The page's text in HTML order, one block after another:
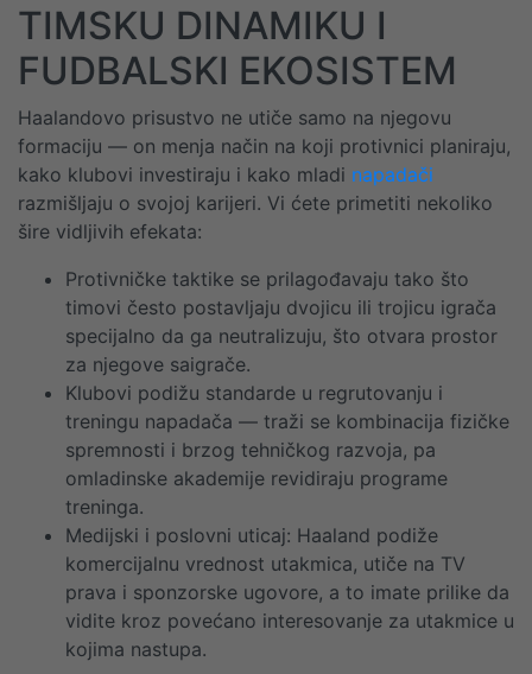
TIMSKU DINAMIKU I
FUDBALSKI EKOSISTEM
Haalandovo prisustvo ne utiče samo na njegovu
formaciju — on menja način na koji protivnici planiraju,
kako klubovi investiraju i kako mladi napadači
razmišlјaju o svojoj karijeri. Vi ćete primetiti nekoliko
šire vidljivih efekata:
Protivničke taktike se prilagođavaju tako što
timovi često postavljaju dvojicu ili trojicu igrača
specijalno da ga neutralizuju, što otvara prostor
za njegove saigrače.
Klubovi podižu standarde u regrutovanju i
treningu napadača — traži se kombinacija fizičke
spremnosti i brzog tehničkog razvoja, pa
omladinske akademije revidiraju programe
treninga.
Medijski i poslovni uticaj: Haaland podiže
komercijalnu vrednost utakmica, utiče na TV
prava i sponzorske ugovore, a to imate prilike da
vidite kroz povećano interesovanje za utakmice u
kojima nastupa.